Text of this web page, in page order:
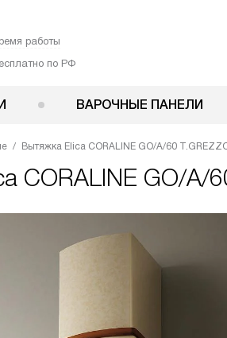
работы
по РФ
ВАРОЧНЫЕ ПАНЕЛИ
Вытяжка Elica CORALINE GO/A/60
CORALINE GO/A/